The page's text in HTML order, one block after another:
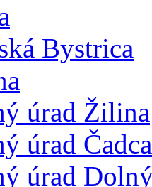
Bystrica
úrad Žilina
úrad Čadca
úrad